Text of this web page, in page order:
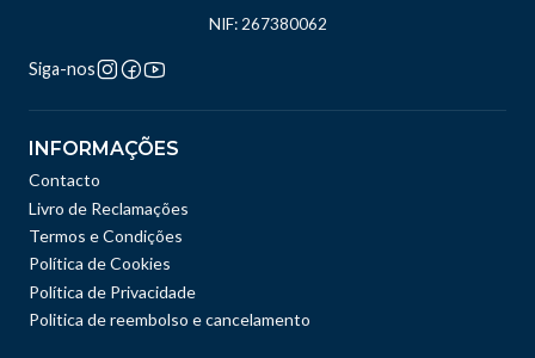
NIF: 267380062
Siga-nos
INFORMAÇÕES
Contacto
Livro de Reclamações
Termos e Condições
Política de Cookies
Política de Privacidade
Politica de reembolso e cancelamento